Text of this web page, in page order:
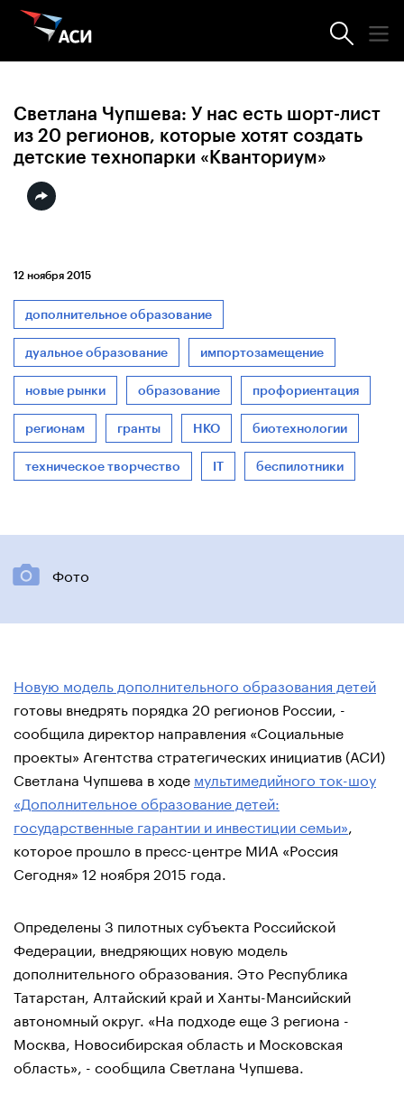
Новости АСИ
Светлана Чупшева: У нас есть шорт-лист
из 20 регионов, которые хотят создать
детские технопарки «Кванториум»
12 ноября 2015
дополнительное образование
дуальное образование импортозамещение
новые рынки образование профориентация
регионам гранты НКО биотехнологии
техническое творчество IT беспилотники
Фото
Новую модель дополнительного образования детей
готовы внедрять порядка 20 регионов России, -
сообщила директор направления «Социальные
проекты» Агентства стратегических инициатив (АСИ)
Светлана Чупшева в ходе мультимедийного ток-шоу
«Дополнительное образование детей:
государственные гарантии и инвестиции семьи»
которое прошло в пресс-центре МИА «Россия
Сегодня» 12 ноября 2015 года.
Определены 3 пилотных субъекта Российской
Федерации, внедряющих новую модель
дополнительного образования. Это Республика
Татарстан, Алтайский край и Ханты-Мансийский
автономный округ. «На подходе еще 3 региона -
Москва, Новосибирская область и Московская
область», - сообщила Светлана Чупшева.